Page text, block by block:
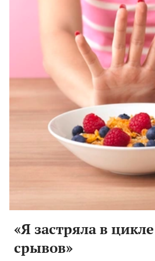
«Я застряла в
срывов»